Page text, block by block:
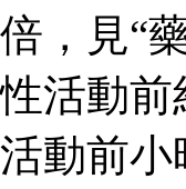
倍，見“
性活動前
活動前小